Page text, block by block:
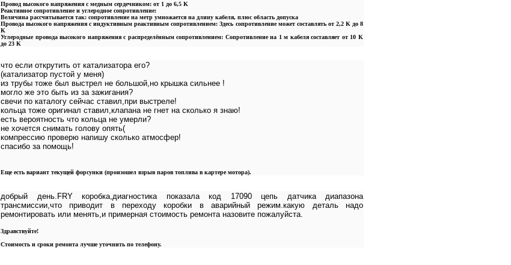
Провод высокого напряжения с медным сердечником: от 1 до 6,5 K
Реактивное сопротивление и углеродное сопротивление:
Величина рассчитывается так: сопротивление на метр умножается на длину кабеля, плюс область допуска
Провода высокого напряжения с индуктивным реактивным сопротивлением: Здесь сопротивление может составлять от 2,2 K до 8
K
Углеродные провода высокого напряжения с распределённым сопротивлением: Сопротивление на 1 м кабеля составляет от 10 K
до 23 K
что если открутить от катализатора его?
(катализатор пустой у меня)
из трубы тоже был выстрел не большой,но крышка сильнее !
могло же это быть из за зажигания?
свечи по каталогу сейчас ставил,при выстреле!
кольца тоже оригинал ставил,клапана не гнет на сколько я знаю!
есть вероятность что кольца не умерли?
не хочется снимать голову опять(
компрессию проверю напишу сколько атмосфер!
спасибо за помощь!
Еще есть вариант текущей форсунки (произошел взрыв паров топлива в картере мотора).
добрый день.FRY коробка,диагностика показала код 17090 цепь датчика диапазона
трансмиссии,что приводит в переходу коробки в аварийный режим.какую деталь надо
ремонтировать или менять,и примерная стоимость ремонта назовите пожалуйста.
Здравствуйте!
Стоимость и сроки ремонта лучше уточнить по телефону.